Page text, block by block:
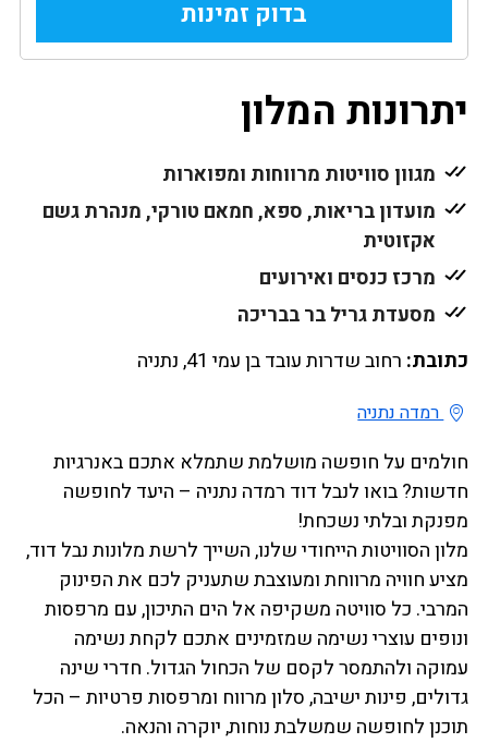
יתרונות המלון
מגוון סוויטות מרווחות ומפוארות
מועדון בריאות, ספא, חמאם טורקי, מנהרת גשם
אקזוטית
מרכז כנסים ואירועים
מסעדת גריל בר בבריכה
כתובת: רחוב שדרות עובד בן עמי 41, נתניה
רמדה נתניה
חולמים על חופשה מושלמת שתמלא אתכם באנרגיות
חדשות? בואו לנבל דוד רמדה נתניה – היעד לחופשה
מפנקת ובלתי נשכחת!
מלון הסוויטות הייחודי שלנו, השייך לרשת מלונות נבל דוד,
מציע חוויה מרווחת ומעוצבת שתעניק לכם את הפינוק
המרבי. כל סוויטה משקיפה אל הים התיכון, עם מרפסות
ונופים עוצרי נשימה שמזמינים אתכם לקחת נשימה
עמוקה ולהתמסר לקסם של הכחול הגדול. חדרי שינה
גדולים, פינות ישיבה, סלון מרווח ומרפסות פרטיות – הכל
תוכנן לחופשה שמשלבת נוחות, יוקרה והנאה.